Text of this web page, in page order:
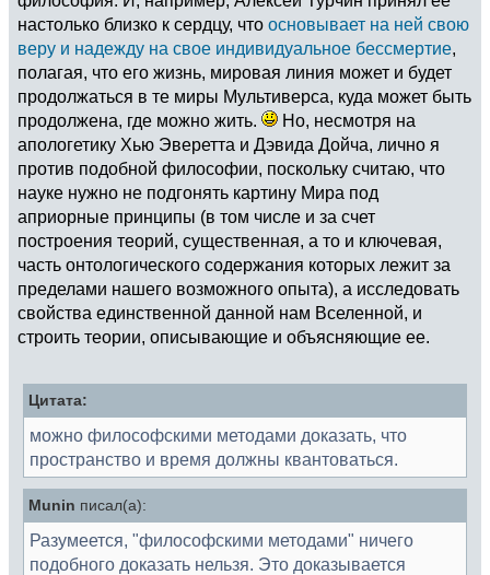
настолько близко к сердцу, что основывает на ней свою
веру и надежду на свое индивидуальное бессмертие,
полагая, что его жизнь, мировая линия может и будет
продолжаться в те миры Мультиверса, куда может быть
продолжена, где можно жить.
Но, несмотря на
апологетику Хью Эверетта и Дэвида Дойча, лично я
против подобной философии, поскольку считаю, что
науке нужно не подгонять картину Мира под
априорные принципы (в том числе и за счет
построения теорий, существенная, а то и ключевая,
часть онтологического содержания которых лежит за
пределами нашего возможного опыта), а исследовать
свойства единственной данной нам Вселенной, и
строить теории, описывающие и объясняющие ее.
Цитата:
можно философскими методами доказать, что
пространство и время должны квантоваться.
Munin писал(а):
Разумеется, "философскими методами" ничего
подобного доказать нельзя. Это доказывается